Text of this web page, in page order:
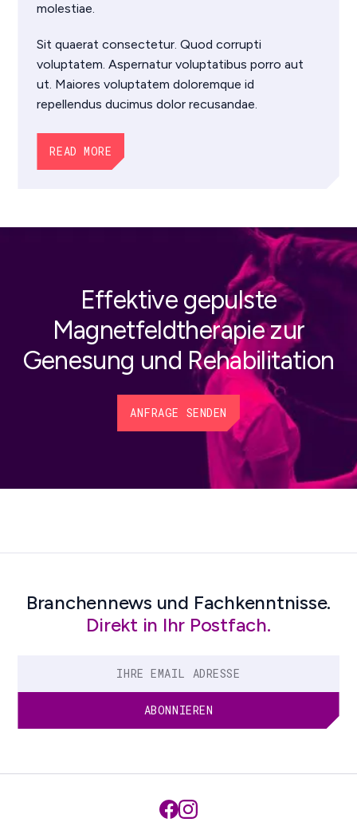
molestiae.
Sit quaerat consectetur. Quod corrupti
voluptatem. Aspernatur voluptatibus porro aut
ut. Maiores voluptatem doloremque id
repellendus ducimus dolor recusandae.
READ MORE
Effektive gepulste
Magnetfeldtherapie zur
Genesung und Rehabilitation
ANFRAGE SENDEN
Branchennews und Fachkenntnisse.
Direkt in Ihr Postfach.